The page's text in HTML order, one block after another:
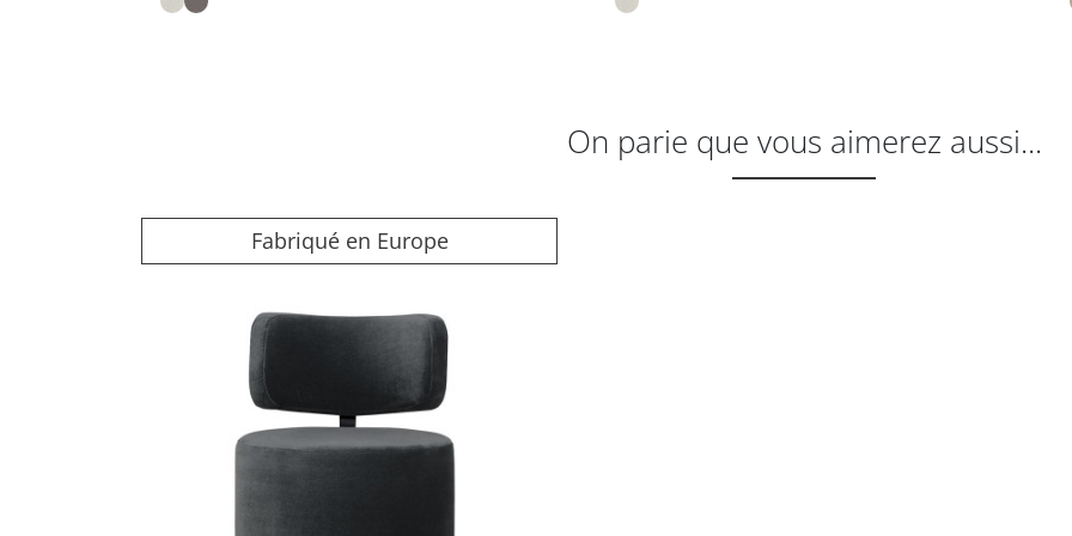
On parie que vous aimerez aussi...
Fabriqué en Europe